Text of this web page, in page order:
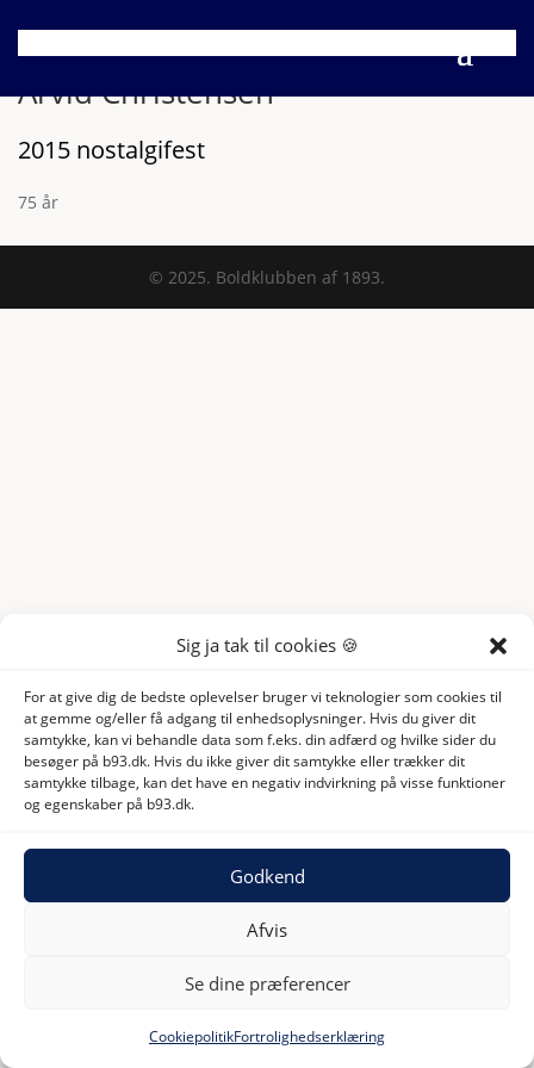
Sig ja tak til cookies 🍪
For at give dig de bedste oplevelser bruger vi teknologier som cookies til
at gemme og/eller få adgang til enhedsoplysninger. Hvis du giver dit
samtykke, kan vi behandle data som f.eks. din adfærd og hvilke sider du
besøger på b93.dk. Hvis du ikke giver dit samtykke eller trækker dit
samtykke tilbage, kan det have en negativ indvirkning på visse funktioner
og egenskaber på b93.dk.
Godkend
Afvis
Se dine præferencer
CookiepolitikFortrolighedserklæring
Arvid Christensen
2015 nostalgifest
75 år
© 2025. Boldklubben af 1893.